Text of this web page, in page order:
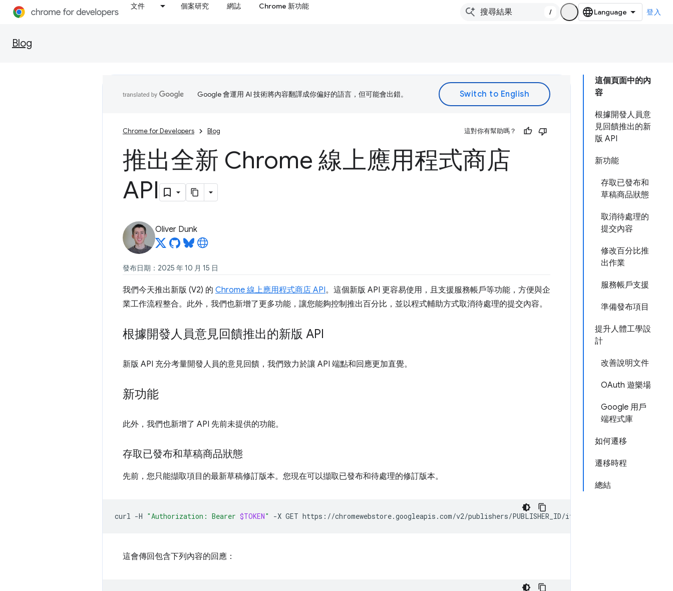
文件 個案研究 網誌 Chrome 新功能
/ 登入
Blog
這個頁面中的內
容
根據開發人員意
見回饋推出的新
版 API
新功能
存取已發布和
草稿商品狀態
取消待處理的
提交內容
修改百分比推
出作業
服務帳戶支援
準備發布項目
提升人體工學設
計
改善說明文件
OAuth 遊樂場
Google 用戶
端程式庫
如何遷移
遷移時程
總結
Google 會運用 AI 技術將內容翻譯成你偏好的語言，但可能會出錯。
Chrome for Developers Blog 這對你有幫助嗎？
推出全新 Chrome 線上應用程式商店
API
Oliver Dunk
發布日期：2025 年 10 月 15 日
我們今天推出新版 (V2) 的 Chrome 線上應用程式商店 API。這個新版 API 更容易使用，且支援服務帳戶等功能，方便與企
業工作流程整合。此外，我們也新增了更多功能，讓您能夠控制推出百分比，並以程式輔助方式取消待處理的提交內容。
根據開發人員意見回饋推出的新版 API
新版 API 充分考量開發人員的意見回饋，我們致力於讓 API 端點和回應更加直覺。
新功能
此外，我們也新增了 API 先前未提供的功能。
存取已發布和草稿商品狀態
先前，您只能擷取項目的最新草稿修訂版本。您現在可以擷取已發布和待處理的修訂版本。
curl -H "Authorization: Bearer $TOKEN" -X GET
這會傳回包含下列內容的回應：